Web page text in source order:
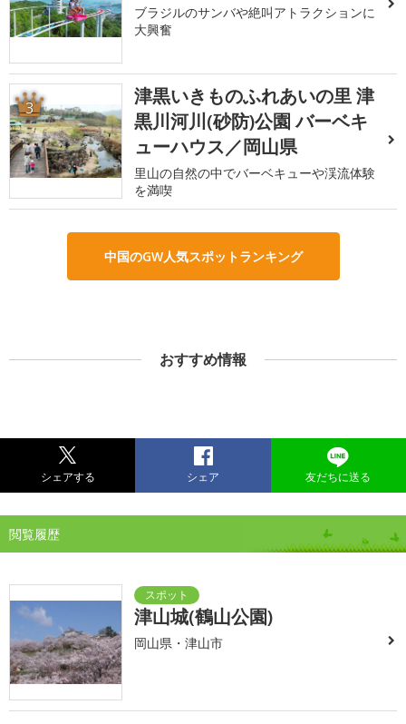
ブラジルのサンバや絶叫アトラクションに
大興奮
3
津黒いきものふれあいの里 津
黒川河川(砂防)公園 バーベキ
ューハウス／岡山県
里山の自然の中でバーベキューや渓流体験
を満喫
中国のGW人気スポットランキング
おすすめ情報
シェアする シェア 友だちに送る
閲覧履歴
津山城(鶴山公園)
岡山県・津山市